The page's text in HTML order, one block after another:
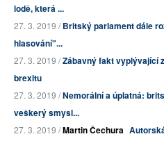
lodě, která ...
27. 3. 2019 /Britský parlament dále
hlasování"...
27. 3. 2019 /Zábavný fakt vyplývající
brexitu
27. 3. 2019 /Nemorální a úplatná:
veškerý smysl...
27. 3. 2019 /Martin Čechura